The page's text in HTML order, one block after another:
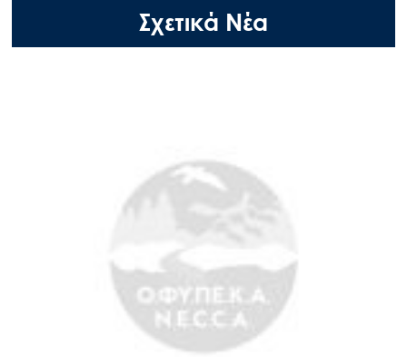
Σχετικά Νέα